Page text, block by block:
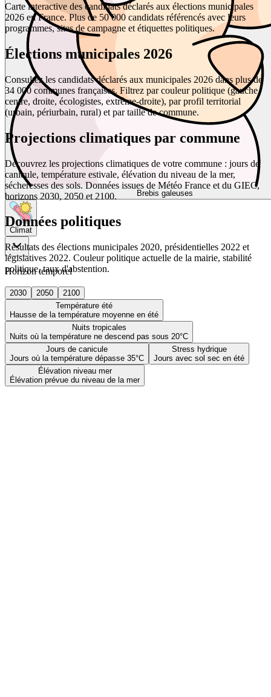
Brebis galeuses
Climat
Horizon temporel
2030 2050
2100
Température été
Hausse de la température moyenne en été
Nuits tropicales
Nuits où la température ne descend pas sous 20°C
Jours de canicule
Jours où la température dépasse 35°C
Stress hydrique
Jours avec sol sec en été
Élévation niveau mer
Élévation prévue du niveau de la mer
Carte interactive des candidats déclarés aux élections municipales
2026 en France. Plus de 50 000 candidats référencés avec leurs
programmes, sites de campagne et étiquettes politiques.
Élections municipales 2026
Consultez les candidats déclarés aux municipales 2026 dans plus de
34 000 communes françaises. Filtrez par couleur politique (gauche,
centre, droite, écologistes, extrême-droite), par profil territorial
(urbain, périurbain, rural) et par taille de commune.
Projections climatiques par commune
Découvrez les projections climatiques de votre commune : jours de
canicule, température estivale, élévation du niveau de la mer,
sécheresses des sols. Données issues de Météo France et du GIEC,
horizons 2030, 2050 et 2100.
Données politiques
Résultats des élections municipales 2020, présidentielles 2022 et
législatives 2022. Couleur politique actuelle de la mairie, stabilité
politique, taux d'abstention.